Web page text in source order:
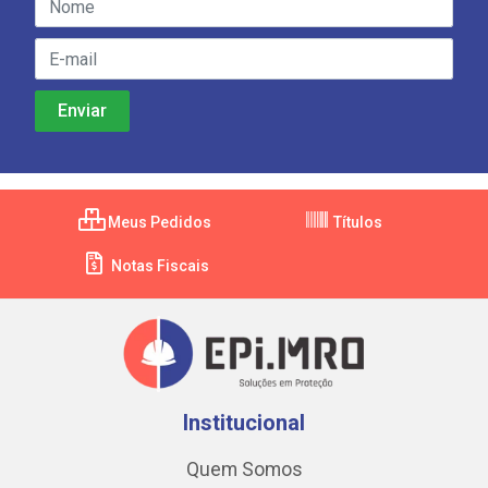
Meus Pedidos Títulos
Notas Fiscais
Institucional
Quem Somos